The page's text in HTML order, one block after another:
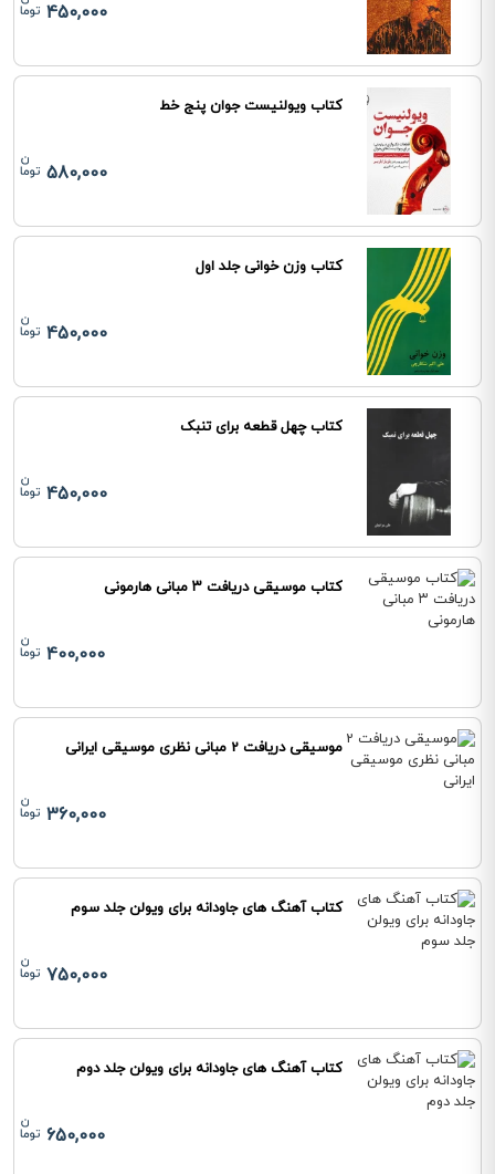
450,000
کتاب ویولنیست جوان پنج خط
580,000
کتاب وزن خوانی جلد اول
450,000
کتاب چهل قطعه برای تنبک
450,000
کتاب موسیقی دریافت ۳ مبانی هارمونی
400,000
موسیقی دریافت 2 مبانی نظری موسیقی ایرانی
360,000
کتاب آهنگ های جاودانه برای ویولن جلد سوم
750,000
کتاب آهنگ های جاودانه برای ویولن جلد دوم
650,000